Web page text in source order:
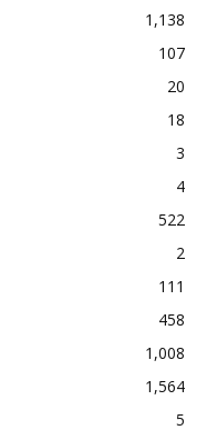
1,138
107
20
18
3
4
522
2
111
458
1,008
1,564
5